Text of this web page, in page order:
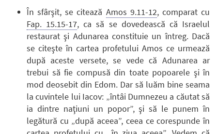
În sfârşit, se citează Amos 9.11-12, comparat cu
Fap. 15.15-17, ca să se dovedească că Israelul
restaurat şi Adunarea constituie un întreg. Dacă
se citeşte în cartea profetului Amos ce urmează
după aceste versete, se vede că Adunarea ar
trebui să fie compusă din toate popoarele şi în
mod deosebit din Edom. Dar să luăm bine seama
la cuvintele lui Iacov: „întâi Dumnezeu a căutat să
ia dintre naţiuni un popor”, şi să le punem în
legătură cu „după aceea”, ceea ce corespunde în